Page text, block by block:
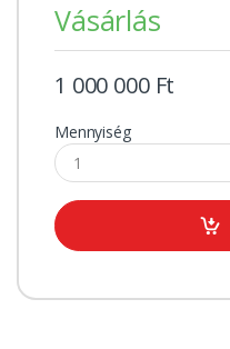
Vásárlás
1 000 000 Ft
Mennyiség